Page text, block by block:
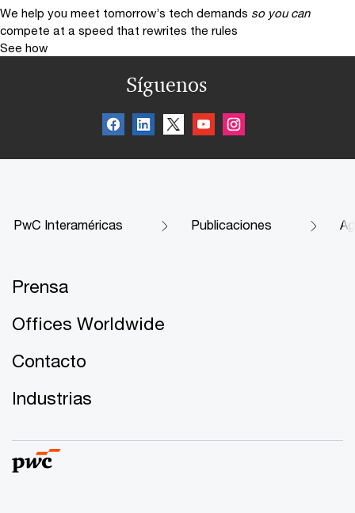
We help you meet tomorrow’s tech demands so you can
compete at a speed that rewrites the rules
See how
Síguenos
PwC Interaméricas Publicaciones
Prensa
Offices Worldwide
Contacto
Industrias